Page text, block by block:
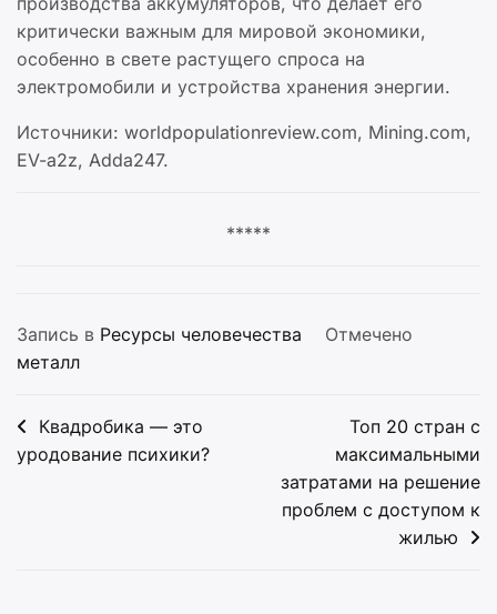
критически важным для мировой экономики,
особенно в свете растущего спроса на
электромобили и устройства хранения энергии.
Источники: worldpopulationreview.com, Mining.com,
EV-a2z, Adda247.
*****
Запись в Ресурсы человечества
Отмечено
металл
Навигация
по
Квадробика — это
уродование психики?
Топ 20 стран с
максимальными
затратами на решение
проблем с доступом к
жилью